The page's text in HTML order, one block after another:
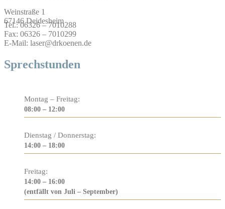
Weinstraße 1
67146 Deidesheim
Tel.: 06326 – 7010288
Fax: 06326 – 7010299
E-Mail: laser@drkoenen.de
Sprechstunden
Montag – Freitag:
08:00 – 12:00
Dienstag / Donnerstag:
14:00 – 18:00
Freitag:
14:00 – 16:00
(entfällt von Juli – September)